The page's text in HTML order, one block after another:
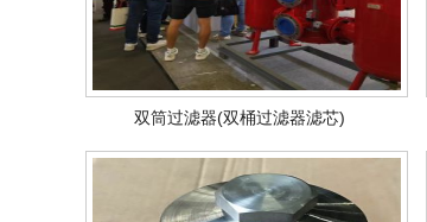
双筒过滤器(双桶过滤器滤芯)